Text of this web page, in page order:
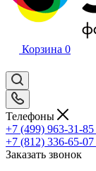
Корзина 0
Телефоны
+7 (499) 963-31-85
+7 (812) 336-65-07
Заказать звонок